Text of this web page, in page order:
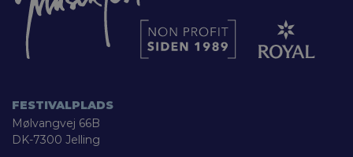
FESTIVALPLADS
Mølvangvej 66B
DK-7300 Jelling